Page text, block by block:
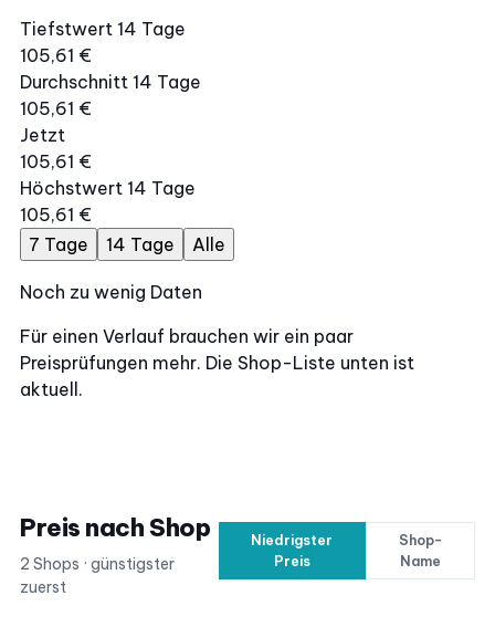
Tiefstwert 14 Tage
105,61 €
Durchschnitt 14 Tage
105,61 €
Jetzt
105,61 €
Höchstwert 14 Tage
105,61 €
7 Tage
14 Tage Alle
Noch zu wenig Daten
Für einen Verlauf brauchen wir ein paar
Preisprüfungen mehr. Die Shop-Liste unten ist
aktuell.
Preis nach Shop
2 Shops · günstigster
zuerst
Niedrigster
Preis
Shop-
Name